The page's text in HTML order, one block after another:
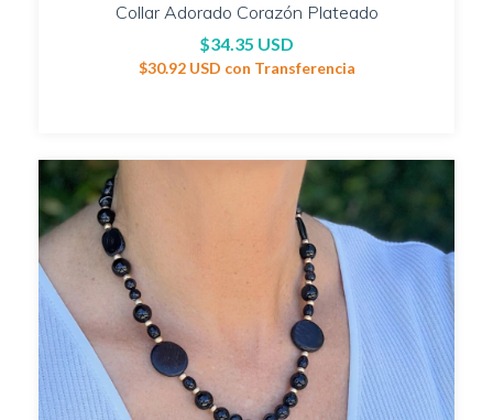
Collar Adorado Corazón Plateado
$34.35 USD
$30.92 USD con Transferencia